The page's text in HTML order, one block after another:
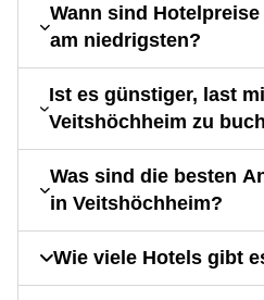
Wann sind
am niedrigsten?
Ist es günstiger, last
Veitshöchheim zu
Was sind die besten
in Veitshöchheim?
Wie viele Hotels gibt